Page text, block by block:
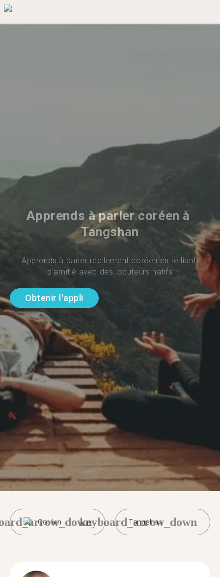
Apprends à parler coréen à
Tangshan
Apprends à parler réellement coréen en te liant
d'amitié avec des locuteurs natifs
Obtenir l'appli
Coréen Tangshan
keyboard_arrow_down